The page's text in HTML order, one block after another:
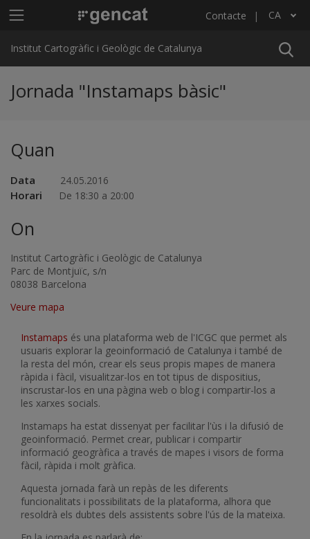
Menú principal ICGC Contacte CA
Llista les accions addicionals
Institut Cartogràfic i Geològic de Catalunya
Jornada "Instamaps bàsic"
Quan
Data 24.05.2016
Horari De 18:30 a 20:00
On
Institut Cartogràfic i Geològic de Catalunya
Parc de Montjuïc, s/n
08038 Barcelona
Veure mapa
Instamaps és una plataforma web de l'ICGC que permet als
usuaris explorar la geoinformació de Catalunya i també de
la resta del món, crear els seus propis mapes de manera
ràpida i fàcil, visualitzar-los en tot tipus de dispositius,
inscrustar-los en una pàgina web o blog i compartir-los a
les xarxes socials.
Instamaps ha estat dissenyat per facilitar l'ùs i la difusió de
geoinformació. Permet crear, publicar i compartir
informació geogràfica a través de mapes i visors de forma
fàcil, ràpida i molt gràfica.
Aquesta jornada farà un repàs de les diferents
funcionalitats i possibilitats de la plataforma, alhora que
resoldrà els dubtes dels assistents sobre l'ús de la mateixa.